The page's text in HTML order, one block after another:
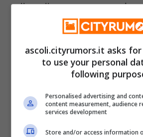
allora, l’ex assessore
Castelli, anziché affrontare
via cieca del ricorso alla
costituzionale contro la
Consiglio di Stato”.
“Noi non rinunciamo però
questo obiettivo – conclude
ascoli.cityrumors.it asks
to use your personal
following
Personalised advertising and
content measurement, audience
services development
Store and/or access information